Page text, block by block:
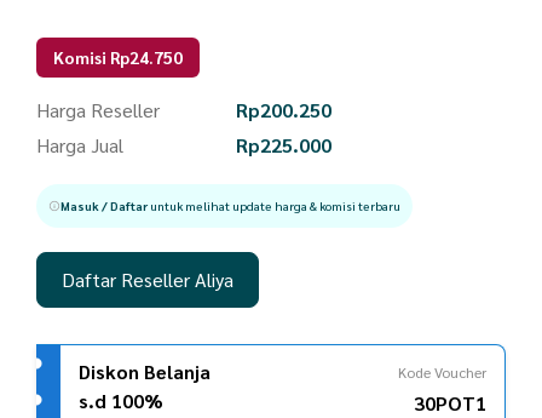
Komisi Rp24.750
Harga Reseller Rp200.250
Harga Jual
Rp225.000
Masuk / Daftaruntuk melihat update harga & komisi terbaru
Daftar Reseller Aliya
Diskon Belanja
s.d 100%
Kode Voucher
30POT1